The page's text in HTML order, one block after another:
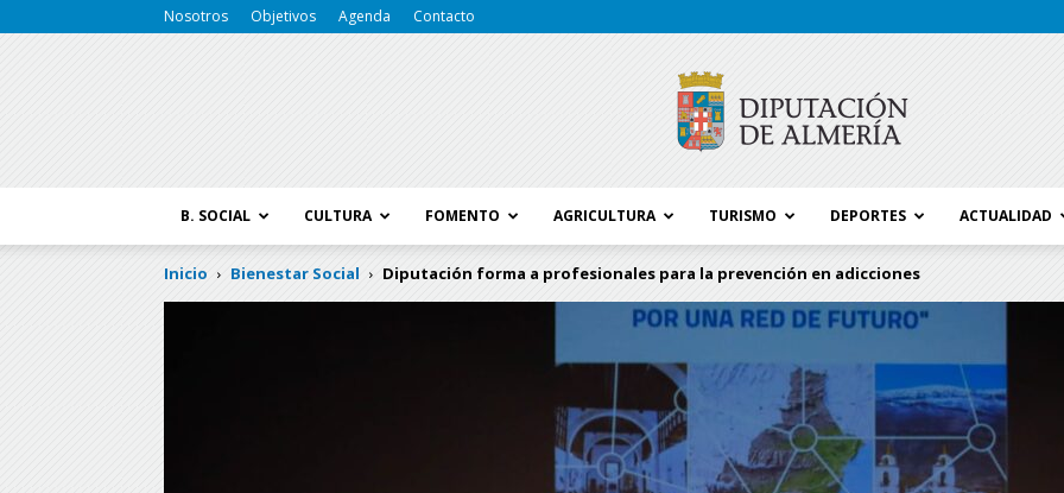
Nosotros Objetivos Agenda Contacto
Diputación
B. SOCIAL CULTURA FOMENTO AGRICULTURA TURISMO DEPORTES ACTUALIDAD
Inicio Bienestar Social Diputación forma a profesionales para la prevención en adicciones